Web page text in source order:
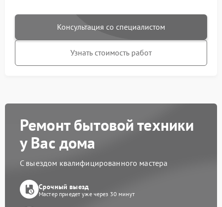
Консультация со специалистом
Узнать стоимость работ
Ремонт бытовой техники
у Вас дома
С выездом квалифицированного мастера
Срочный выезд
Мастер приедет уже через 30 минут